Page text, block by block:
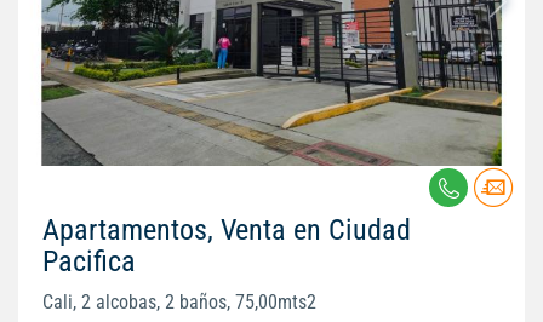
Apartamentos, Venta en Ciudad
Pacifica
Cali, 2 alcobas, 2 baños, 75,00mts2